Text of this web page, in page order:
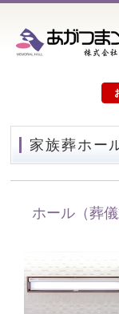
家族葬ホ
ホール（葬儀